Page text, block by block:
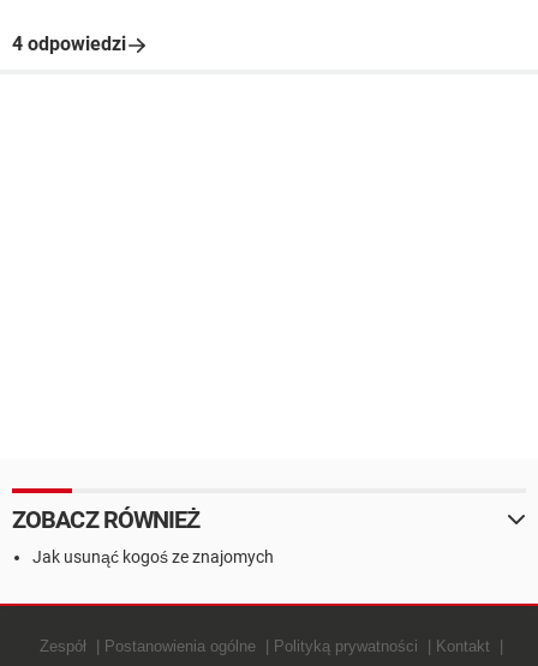
4 odpowiedzi
ZOBACZ RÓWNIEŻ
Jak usunąć kogoś ze znajomych
Zespół Postanowienia ogólne Polityką prywatności Kontakt